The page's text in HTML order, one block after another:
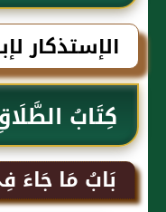
الإستذكار
كِتَابُ
بَابُ مَا جَاءَ